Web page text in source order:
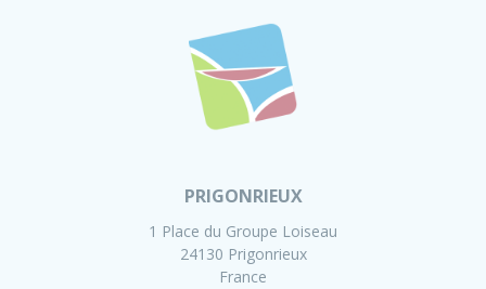
PRIGONRIEUX
1 Place du Groupe Loiseau
24130 Prigonrieux
France